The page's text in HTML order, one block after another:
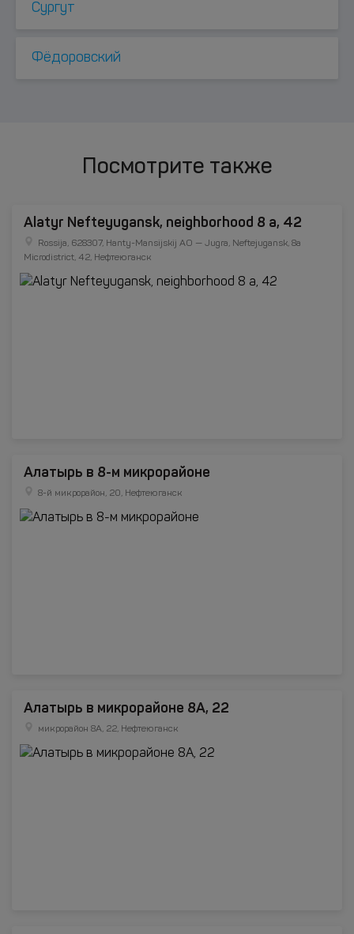
Сургут
Фёдоровский
Посмотрите также
Alatyr Nefteyugansk, neighborhood 8 a, 42
Rossija, 628307, Hanty-Mansijskij AO — Jugra, Neftejugansk, 8a
Microdistrict, 42, Нефтеюганск
Алатырь в 8-м микрорайоне
8-й микрорайон, 20, Нефтеюганск
Алатырь в микрорайоне 8А, 22
микрорайон 8А, 22, Нефтеюганск